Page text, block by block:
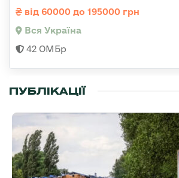
від 60000 до 195000 грн
Вся Україна
42 ОМБр
ПУБЛІКАЦІЇ